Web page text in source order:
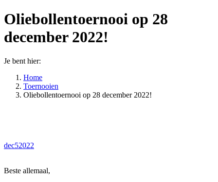
Oliebollentoernooi op 28
december 2022!
Je bent hier:
Home
Toernooien
Oliebollentoernooi op 28 december 2022!
dec52022
Beste allemaal,